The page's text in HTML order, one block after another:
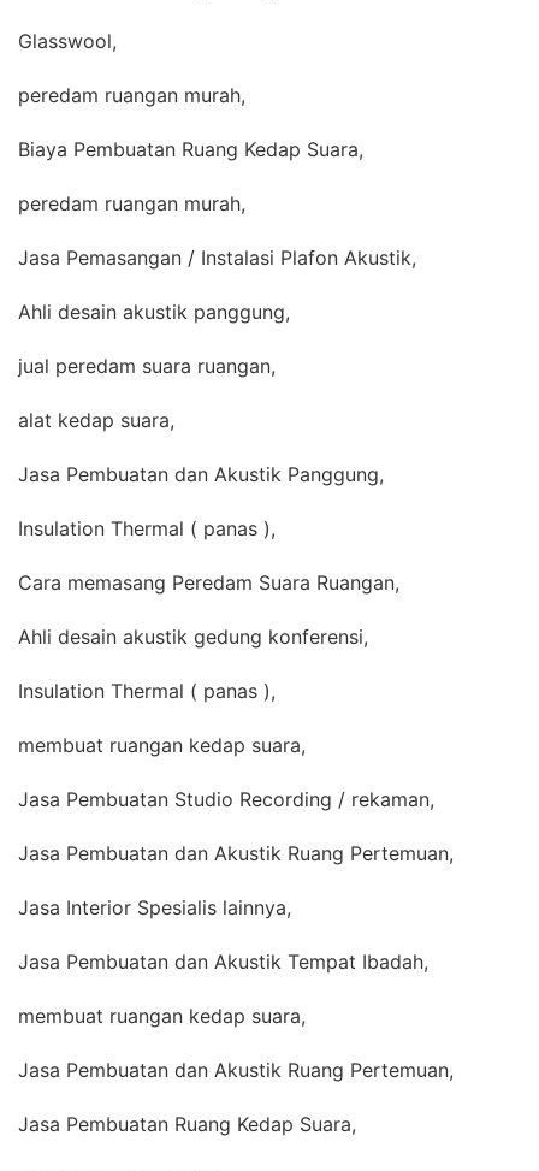
Glasswool,
peredam ruangan murah,
Biaya Pembuatan Ruang Kedap Suara,
peredam ruangan murah,
Jasa Pemasangan / Instalasi Plafon Akustik,
Ahli desain akustik panggung,
jual peredam suara ruangan,
alat kedap suara,
Jasa Pembuatan dan Akustik Panggung,
Insulation Thermal ( panas ),
Cara memasang Peredam Suara Ruangan,
Ahli desain akustik gedung konferensi,
Insulation Thermal ( panas ),
membuat ruangan kedap suara,
Jasa Pembuatan Studio Recording / rekaman,
Jasa Pembuatan dan Akustik Ruang Pertemuan,
Jasa Interior Spesialis lainnya,
Jasa Pembuatan dan Akustik Tempat Ibadah,
membuat ruangan kedap suara,
Jasa Pembuatan dan Akustik Ruang Pertemuan,
Jasa Pembuatan Ruang Kedap Suara,